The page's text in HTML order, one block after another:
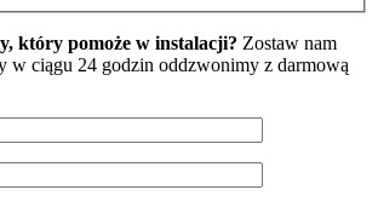
który pomoże w instalacji? Zostaw nam
w ciągu 24 godzin oddzwonimy z darmową